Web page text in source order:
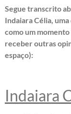
Segue transcrito
Indaiara Célia,
como um
receber outras
espaço):
Indaiara